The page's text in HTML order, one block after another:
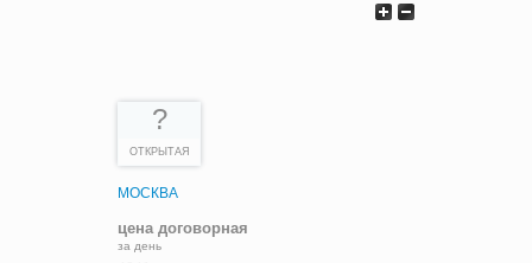
?
ОТКРЫТАЯ
МОСКВА
цена договорная
за день